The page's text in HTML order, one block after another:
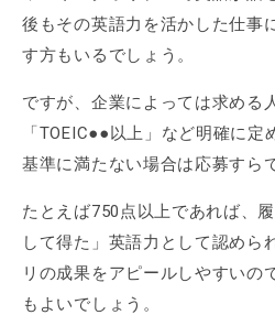
後もその英語力を活かした仕事
す方もいるでしょう。
ですが、企業によっては求める
「TOEIC●●以上」など明確に定
基準に満たない場合は応募すら
たとえば750点以上であれば、
して得た」英語力として認めら
リの成果をアピールしやすいの
もよいでしょう。